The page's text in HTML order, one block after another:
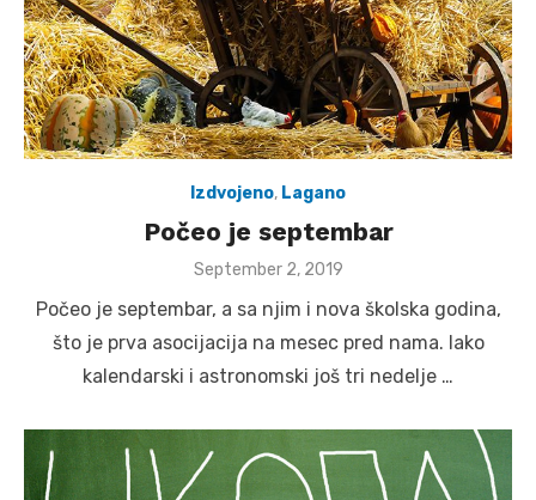
Izdvojeno, Lagano
Počeo je septembar
Posted
September 2, 2019
Počeo je septembar, a sa njim i nova školska godina,
što je prva asocijacija na mesec pred nama. Iako
kalendarski i astronomski još tri nedelje …